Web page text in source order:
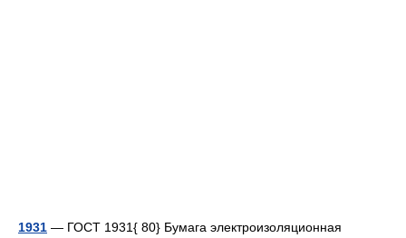
1931 — ГОСТ 1931{ 80} Бумага электроизоляционная